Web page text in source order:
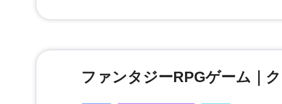
ファンタジーRPGゲーム｜